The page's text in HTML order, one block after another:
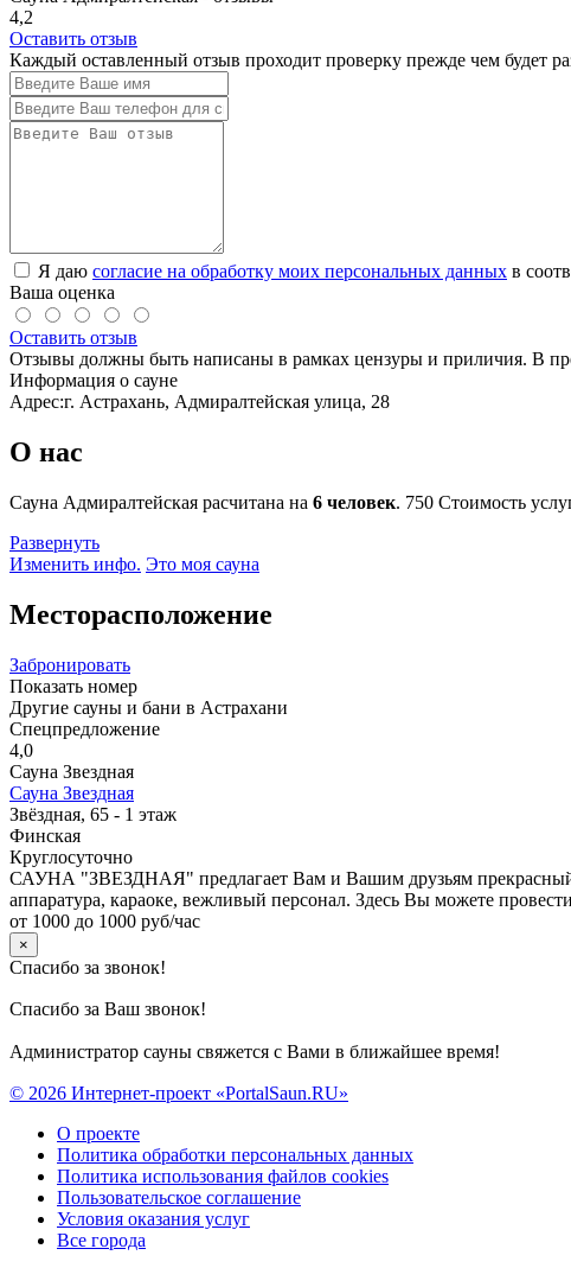
4,2
Оставить отзыв
Каждый оставленный отзыв проходит проверку прежде чем будет
Я даю согласие на обработку моих персональных данных в
Ваша оценка
Оставить отзыв
Отзывы должны быть написаны в рамках цензуры и приличия. В
Информация о сауне
Адрес:г. Астрахань, Адмиралтейская улица, 28
О нас
Сауна Адмиралтейская расчитана на 6 человек. 750 Стоимость
Развернуть
Изменить инфо. Это моя сауна
Месторасположение
Забронировать
Показать номер
Другие сауны и бани в Астрахани
Спецпредложение
4,0
Сауна Звездная
Сауна Звездная
Звёздная, 65 - 1 этаж
Финская
Круглосуточно
САУНА "ЗВЕЗДНАЯ" предлагает Вам и Вашим друзьям прекрасный
аппаратура, караоке, вежливый персонал. Здесь Вы можете
от 1000 до 1000 руб/час
×
Спасибо за звонок!
Спасибо за Ваш звонок!
Администратор сауны свяжется с Вами в ближайшее время!
© 2026 Интернет-проект «PortalSaun.RU»
О проекте
Политика обработки персональных данных
Политика использования файлов cookies
Пользовательское соглашение
Условия оказания услуг
Все города